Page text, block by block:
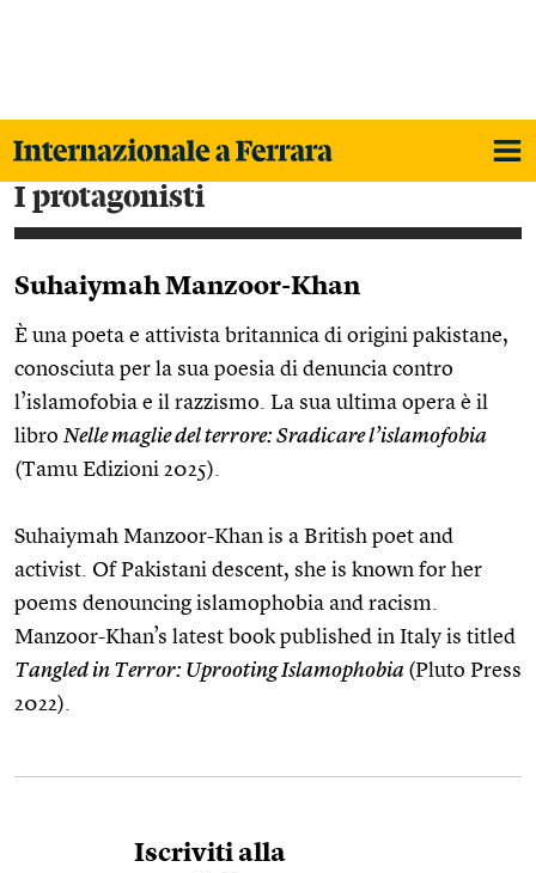
i protagonisti
Suhaiymah Manzoor-Khan
È una poeta e attivista britannica di origini pakistane,
conosciuta per la sua poesia di denuncia contro
l’islamofobia e il razzismo. La sua ultima opera è il
libro Nelle maglie del terrore: Sradicare l’islamofobia
(Tamu Edizioni 2025).
Suhaiymah Manzoor-Khan is a British poet and
activist. Of Pakistani descent, she is known for her
poems denouncing islamophobia and racism.
Manzoor-Khan’s latest book published in Italy is titled
Tangled in Terror: Uprooting Islamophobia (Pluto Press
2022).
Iscriviti alla